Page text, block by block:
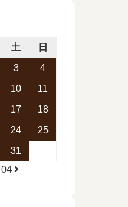
土
日
3
4
10
11
17
18
24
25
31
04